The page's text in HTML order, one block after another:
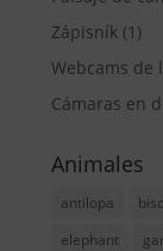
Zápisník (1)
Webcams de
Cámaras en
Animales
antilopa
elephant